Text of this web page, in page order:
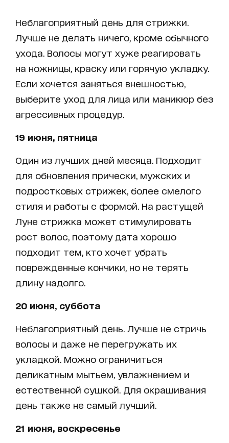
Неблагоприятный день для стрижки.
Лучше не делать ничего, кроме обычного
ухода. Волосы могут хуже реагировать
на ножницы, краску или горячую укладку.
Если хочется заняться внешностью,
выберите уход для лица или маникюр без
агрессивных процедур.
19 июня, пятница
Один из лучших дней месяца. Подходит
для обновления прически, мужских и
подростковых стрижек, более смелого
стиля и работы с формой. На растущей
Луне стрижка может стимулировать
рост волос, поэтому дата хорошо
подходит тем, кто хочет убрать
поврежденные кончики, но не терять
длину надолго.
20 июня, суббота
Неблагоприятный день. Лучше не стричь
волосы и даже не перегружать их
укладкой. Можно ограничиться
деликатным мытьем, увлажнением и
естественной сушкой. Для окрашивания
день также не самый лучший.
21 июня, воскресенье